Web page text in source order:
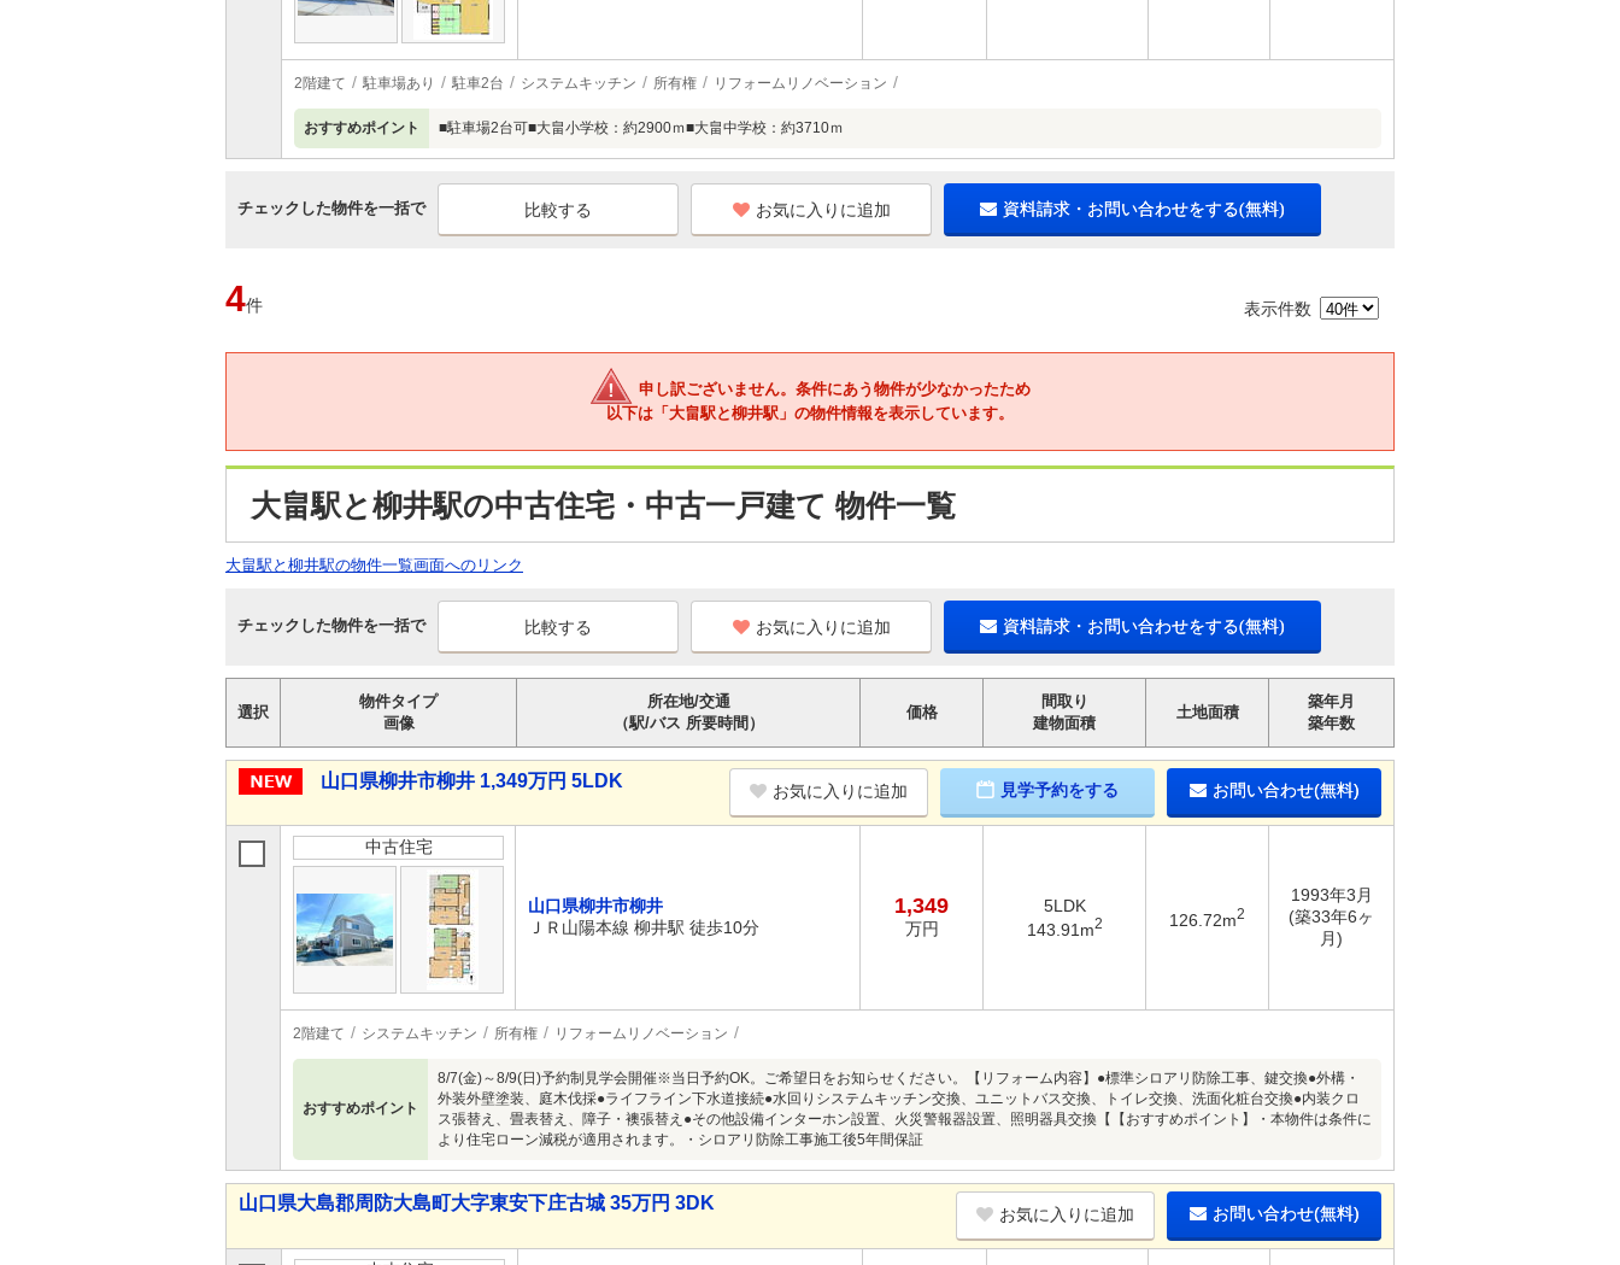
2階建て 駐車場あり 駐車2台 システムキッチン 所有権 リフォームリノベーション
おすすめポイント ■駐車場2台可■大畠小学校：約2900ｍ■大畠中学校：約3710ｍ
チェックした物件を一括で お気に入りに追加 資料請求・お問い合わせをする(無料)
4件 表示件数
申し訳ございません。条件にあう物件が少なかったため
以下は「大畠駅と柳井駅」の物件情報を表示しています。
大畠駅と柳井駅の中古住宅・中古一戸建て 物件一覧
大畠駅と柳井駅の物件一覧画面へのリンク
チェックした物件を一括で お気に入りに追加 資料請求・お問い合わせをする(無料)
選択
物件タイプ
画像
所在地/交通
（駅/バス 所要時間）
価格
間取り
建物面積
土地面積
築年月
築年数
山口県柳井市柳井 1,349万円 5LDK お気に入りに追加 見学予約をする お問い合わせ(無料)
中古住宅
山口県柳井市柳井
ＪＲ山陽本線 柳井駅 徒歩10分
1,349
万円
5LDK
143.91m2 126.72m2
1993年3月
(築33年6ヶ
月)
2階建て システムキッチン 所有権 リフォームリノベーション
おすすめポイント
8/7(金)～8/9(日)予約制見学会開催※当日予約OK。ご希望日をお知らせください。【リフォーム内容】●標準シロアリ防除工事、鍵交換●外構・
外装外壁塗装、庭木伐採●ライフライン下水道接続●水回りシステムキッチン交換、ユニットバス交換、トイレ交換、洗面化粧台交換●内装クロ
ス張替え、畳表替え、障子・襖張替え●その他設備インターホン設置、火災警報器設置、照明器具交換【【おすすめポイント】・本物件は条件に
より住宅ローン減税が適用されます。・シロアリ防除工事施工後5年間保証
山口県大島郡周防大島町大字東安下庄古城 35万円 3DK
お気に入りに追加 お問い合わせ(無料)